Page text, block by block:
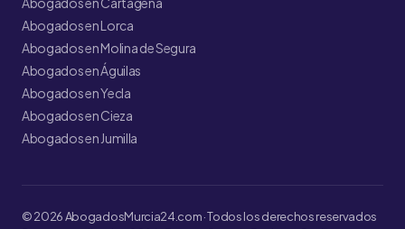
Abogados en Lorca
Abogados en Molina de Segura
Abogados en Águilas
Abogados en Yecla
Abogados en Cieza
Abogados en Jumilla
© 2026 AbogadosMurcia24.com · Todos los derechos reservados